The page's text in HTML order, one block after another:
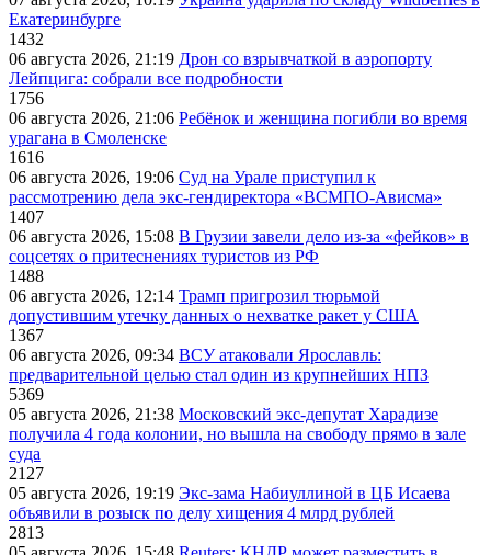
Екатеринбурге
1432
06 августа 2026, 21:19 Дрон со взрывчаткой в аэропорту
Лейпцига: собрали все подробности
1756
06 августа 2026, 21:06 Ребёнок и женщина погибли во время
урагана в Смоленске
1616
06 августа 2026, 19:06 Суд на Урале приступил к
рассмотрению дела экс-гендиректора «ВСМПО-Ависма»
1407
06 августа 2026, 15:08 В Грузии завели дело из-за «фейков» в
соцсетях о притеснениях туристов из РФ
1488
06 августа 2026, 12:14 Трамп пригрозил тюрьмой
допустившим утечку данных о нехватке ракет у США
1367
06 августа 2026, 09:34 ВСУ атаковали Ярославль:
предварительной целью стал один из крупнейших НПЗ
5369
05 августа 2026, 21:38 Московский экс-депутат Харадизе
получила 4 года колонии, но вышла на свободу прямо в зале
суда
2127
05 августа 2026, 19:19 Экс-зама Набиуллиной в ЦБ Исаева
объявили в розыск по делу хищения 4 млрд рублей
2813